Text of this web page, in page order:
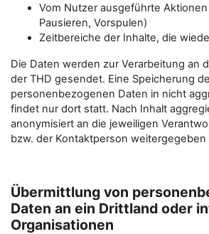
Vom Nutzer ausgeführte
Pausieren, Vorspulen)
Zeitbereiche der Inhalte, die
Die Daten werden zur Verarbeitung an
der THD gesendet. Eine Speicherung
personenbezogenen Daten in nicht
findet nur dort statt. Nach Inhalt
anonymisiert an die jeweiligen
bzw. der Kontaktperson weitergegeben
Übermittlung von
Daten an ein Drittland oder
Organisationen